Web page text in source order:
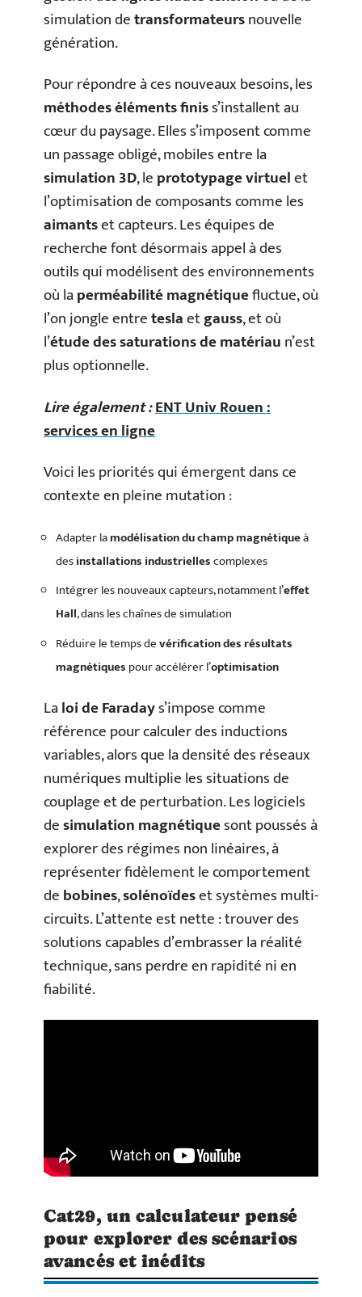
simulation detransformateursnouvelle
génération.
Pour répondre à ces nouveaux besoins, les
méthodes éléments finiss’installent au
cœur du paysage. Elles s’imposent comme
un passage obligé, mobiles entre la
simulation 3D, leprototypage virtuelet
l’optimisation de composants comme les
aimantset capteurs. Les équipes de
recherche font désormais appel à des
outils qui modélisent des environnements
où laperméabilité magnétiquefluctue, où
l’on jongle entreteslaetgauss, et où
l’étude des saturations de matériaun’est
plus optionnelle.
Lire également :ENT Univ Rouen :
services en ligne
Voici les priorités qui émergent dans ce
contexte en pleine mutation :
Adapter lamodélisation du champ magnétiqueà
desinstallations industriellescomplexes
Intégrer les nouveaux capteurs, notamment l’effet
Hall, dans les chaînes de simulation
Réduire le temps devérification des résultats
magnétiques pour accélérer l’optimisation
Laloi de Faradays’impose comme
référence pour calculer des inductions
variables, alors que la densité des réseaux
numériques multiplie les situations de
couplage et de perturbation. Les logiciels
desimulation magnétiquesont poussés à
explorer des régimes non linéaires, à
représenter fidèlement le comportement
debobines,solénoïdeset systèmes multi-
circuits. L’attente est nette : trouver des
solutions capables d’embrasser la réalité
technique, sans perdre en rapidité ni en
fiabilité.
Cat29, un calculateur pensé
pour explorer des scénarios
avancés et inédits